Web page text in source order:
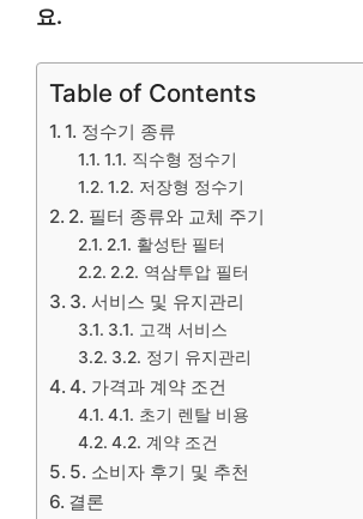
요.
Table of Contents
1. 정수기 종류
1.1. 직수형 정수기
1.2. 저장형 정수기
2. 필터 종류와 교체 주기
2.1. 활성탄 필터
2.2. 역삼투압 필터
3. 서비스 및 유지관리
3.1. 고객 서비스
3.2. 정기 유지관리
4. 가격과 계약 조건
4.1. 초기 렌탈 비용
4.2. 계약 조건
5. 소비자 후기 및 추천
결론